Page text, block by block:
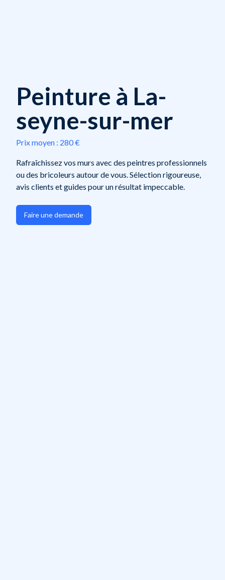
Peinture à La-
seyne-sur-mer
Prix moyen : 280 €
Rafraîchissez vos murs avec des peintres professionnels
ou des bricoleurs autour de vous. Sélection rigoureuse,
avis clients et guides pour un résultat impeccable.
Faire une demande